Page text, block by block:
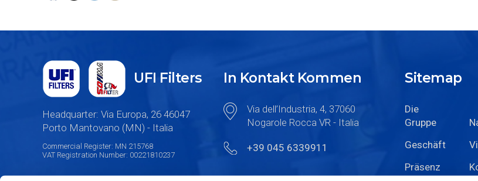
UFI Filters
Headquarter: Via Europa, 26 46047
Porto Mantovano (MN) - Italia
Commercial Register: MN 215768
VAT Registration Number: 00221810237
In Kontakt Kommen
Via dell’Industria, 4, 37060
Nogarole Rocca VR - Italia
+39 045 6339911
Sitemap
Die
Gruppe
Geschäft
Präsenz